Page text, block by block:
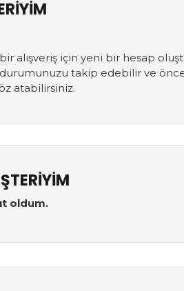
alışveriş için yeni bir hesap
takip edebilir ve
atabilirsiniz.
oldum.